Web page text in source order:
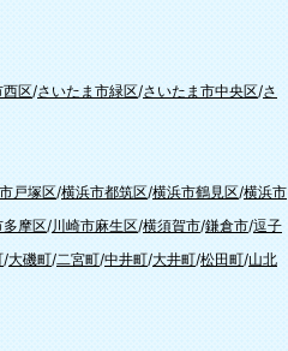
西区/さいたま市緑区/さいたま市中央区/さ
戸塚区/横浜市都筑区/横浜市鶴見区/横浜市
多摩区/川崎市麻生区/横須賀市/鎌倉市/逗子
/大磯町/二宮町/中井町/大井町/松田町/山北